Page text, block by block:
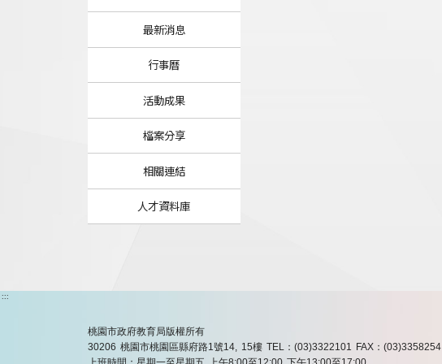
最新消息
行事曆
活動成果
檔案分享
相關連結
人才資料庫
:::
桃園市政府教育局版權所有
30206 桃園市桃園區縣府路1號14, 15樓 TEL：(03)3322101
FAX：(03)3358254